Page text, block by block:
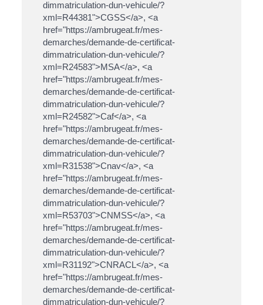
dimmatriculation-dun-vehicule/?
xml=R44381">CGSS</a>, <a
href="https://ambrugeat.fr/mes-
demarches/demande-de-certificat-
dimmatriculation-dun-vehicule/?
xml=R24583">MSA</a>, <a
href="https://ambrugeat.fr/mes-
demarches/demande-de-certificat-
dimmatriculation-dun-vehicule/?
xml=R24582">Caf</a>, <a
href="https://ambrugeat.fr/mes-
demarches/demande-de-certificat-
dimmatriculation-dun-vehicule/?
xml=R31538">Cnav</a>, <a
href="https://ambrugeat.fr/mes-
demarches/demande-de-certificat-
dimmatriculation-dun-vehicule/?
xml=R53703">CNMSS</a>, <a
href="https://ambrugeat.fr/mes-
demarches/demande-de-certificat-
dimmatriculation-dun-vehicule/?
xml=R31192">CNRACL</a>, <a
href="https://ambrugeat.fr/mes-
demarches/demande-de-certificat-
dimmatriculation-dun-vehicule/?